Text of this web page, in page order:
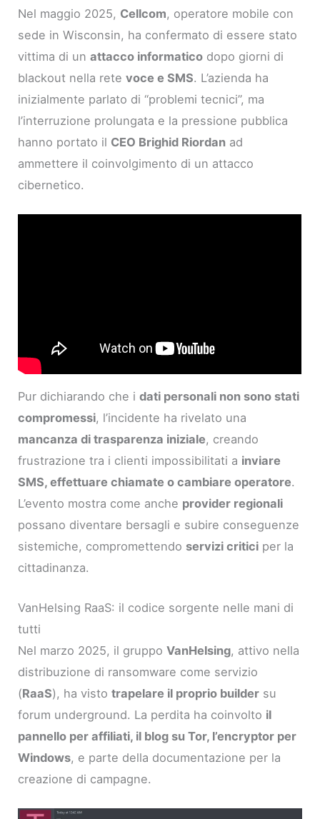
Nel maggio 2025, Cellcom, operatore mobile con
sede in Wisconsin, ha confermato di essere stato
vittima di unattacco informatico dopo giorni di
blackout nella retevoce e SMS. L’azienda ha
inizialmente parlato di “problemi tecnici”, ma
l’interruzione prolungata e la pressione pubblica
hanno portato il CEO Brighid Riordan ad
ammettere il coinvolgimento di un attacco
cibernetico.
Pur dichiarando che idati personali non sono stati
compromessi, l’incidente ha rivelato una
mancanza di trasparenza iniziale, creando
frustrazione tra i clienti impossibilitati a inviare
SMS, effettuare chiamate o cambiare operatore.
L’evento mostra come anche provider regionali
possano diventare bersagli e subire conseguenze
sistemiche, compromettendo servizi critici per la
cittadinanza.
VanHelsing RaaS: il codice sorgente nelle mani di
tutti
Nel marzo 2025, il gruppoVanHelsing, attivo nella
distribuzione di ransomware come servizio
(RaaS), ha vistotrapelare il proprio builder su
forum underground. La perdita ha coinvolto il
pannello per affiliati, il blog su Tor, l’encryptor per
Windows, e parte della documentazione per la
creazione di campagne.